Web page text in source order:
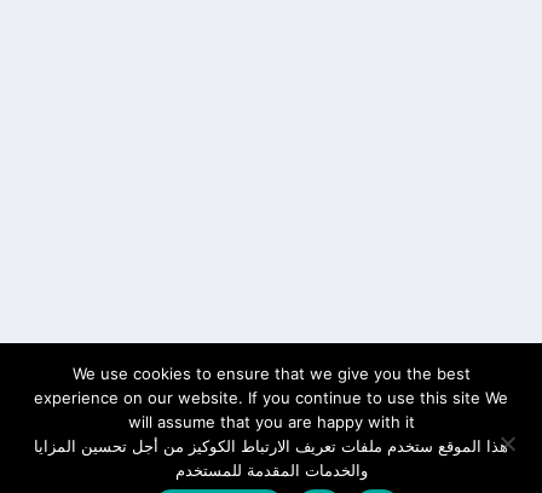
We use cookies to ensure that we give you the best
experience on our website. If you continue to use this site We
will assume that you are happy with it
هذا الموقع ستخدم ملفات تعريف الارتباط الكوكيز من أجل تحسين المزايا
والخدمات المقدمة للمستخدم